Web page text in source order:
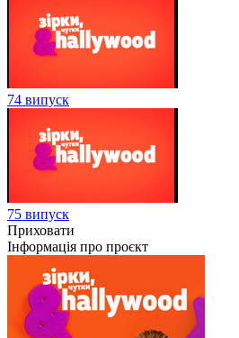
74 випуск
75 випуск
Приховати
Інформація про проєкт